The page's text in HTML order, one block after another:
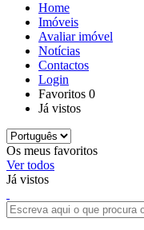
Home
Imóveis
Avaliar imóvel
Notícias
Contactos
Login
Favoritos 0
Já vistos
Os meus favoritos
Ver todos
Já vistos